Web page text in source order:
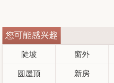
您可能感兴趣
陡坡 窗外
圆屋顶 新房